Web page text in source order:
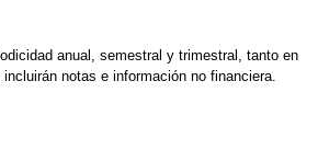
anual, semestral y trimestral, tanto en
notas e información no financiera.